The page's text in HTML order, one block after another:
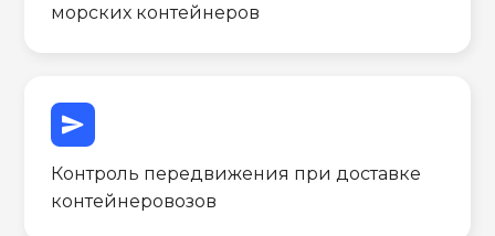
морских контейнеров
send
Контроль передвижения при доставке
контейнеровозов